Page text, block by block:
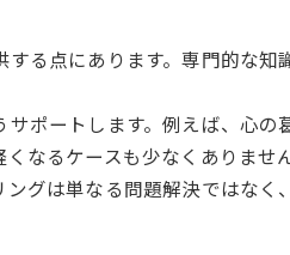
る点にあります。専門的な知
ポートします。例えば、心の
なるケースも少なくありません
グは単なる問題解決ではなく